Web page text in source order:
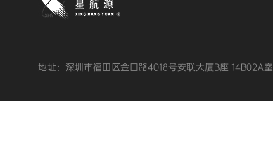
地址：深圳市福田区金田路4018号安联大厦B座 14B02A室